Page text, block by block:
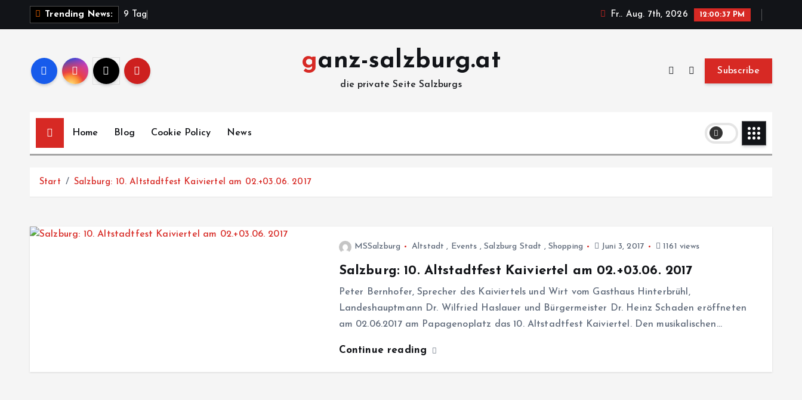
Trending News: 9 ag Fr.. Aug. 7th, 2026 12:00:37 PM
ganz-salzburg.at
die private Seite Salzburgs
Subscribe
Home Blog Cookie Policy News
Start Salzburg: 10. Altstadtfest Kaiviertel am 02.+03.06. 2017
MSSalzburg Altstadt , Events ,Salzburg Stadt , Shopping Juni 3, 2017 1161 views
Salzburg: 10. Altstadtfest Kaiviertel am 02.+03.06. 2017
Peter Bernhofer, Sprecher des Kaiviertels und Wirt vom Gasthaus Hinterbrühl,
Landeshauptmann Dr. Wilfried Haslauer und Bürgermeister Dr. Heinz Schaden eröffneten
am 02.06.2017 am Papagenoplatz das 10. Altstadtfest Kaiviertel. Den musikalischen…
Continue reading